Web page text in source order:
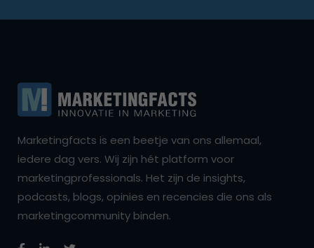
Marketingfacts is een beetje van ons allemaal,
iedere dag vers. Wij zijn hét platform voor
marketingprofessionals. Het zijn de insights,
podcasts, blogs, opinies en recencies die ons als
marketingcommunity binden.